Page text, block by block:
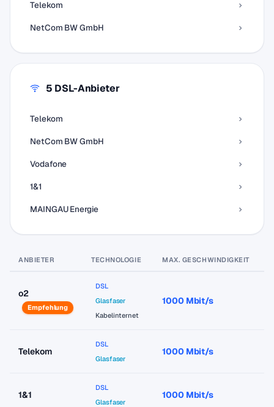
Telekom
NetCom BW GmbH
5 DSL-Anbieter
Telekom
NetCom BW GmbH
Vodafone
1&1
MAINGAU Energie
ANBIETER TECHNOLOGIE MAX. GESCHWINDIGKEIT
o2
Empfehlung
DSL
Glasfaser
Kabelinternet
1000 Mbit/s
Telekom
DSL
Glasfaser
1000 Mbit/s
1&1
DSL
Glasfaser
1000 Mbit/s